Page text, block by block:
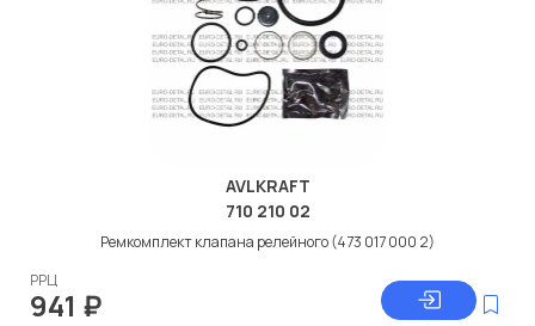
AVLKRAFT
710 210 02
Ремкомплект клапана релейного (473 017 000 2)
РРЦ
941 ₽